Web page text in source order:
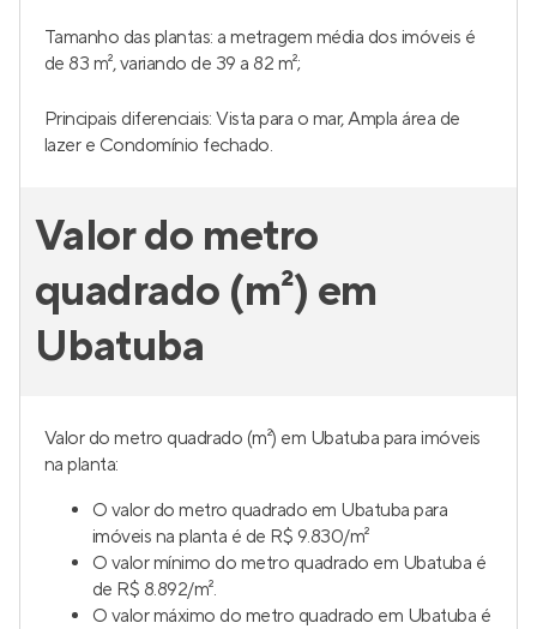
Tamanho das plantas: a metragem média dos imóveis é
de 83 m², variando de 39 a 82 m²;
Principais diferenciais: Vista para o mar, Ampla área de
lazer e Condomínio fechado.
Valor do metro
quadrado (m²) em
Ubatuba
Valor do metro quadrado (m²) em Ubatuba para imóveis
na planta:
O valor do metro quadrado em Ubatuba para
imóveis na planta é de R$ 9.830/m²
O valor mínimo do metro quadrado em Ubatuba é
de R$ 8.892/m².
O valor máximo do metro quadrado em Ubatuba é